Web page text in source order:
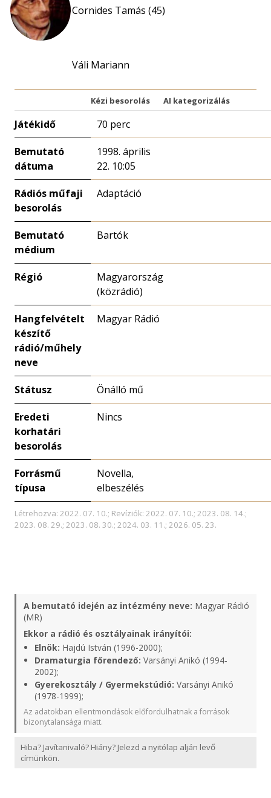
Cornides Tamás (45)
Váli Mariann
Kézi besorolás AI kategorizálás
Játékidő 70 perc
Bemutató
dátuma
1998. április
22. 10:05
Rádiós műfaji
besorolás
Adaptáció
Bemutató
médium
Bartók
Régió
Magyarország
(közrádió)
Hangfelvételt
készítő
rádió/műhely
neve
Magyar Rádió
Státusz Önálló mű
Eredeti
korhatári
besorolás
Nincs
Forrásmű
típusa
Novella,
elbeszélés
Létrehozva: 2022. 07. 10.; Revíziók: 2022. 07. 10.; 2023. 08. 14.;
2023. 08. 29.; 2023. 08. 30.; 2024. 03. 11.; 2026. 05. 23.
A bemutató idején az intézmény neve: Magyar Rádió
(MR)
Ekkor a rádió és osztályainak irányítói:
Elnök: Hajdú István (1996-2000);
Dramaturgia főrendező: Varsányi Anikó (1994-
2002);
Gyerekosztály / Gyermekstúdió: Varsányi Anikó
(1978-1999);
Az adatokban ellentmondások előfordulhatnak a források
bizonytalansága miatt.
Hiba? Javítanivaló? Hiány? Jelezd a nyitólap alján levő
címünkön.